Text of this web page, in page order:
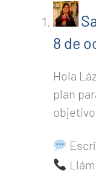
8 de
Hola
plan